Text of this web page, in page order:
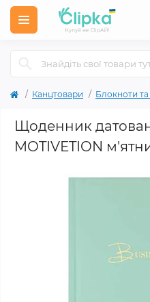
Канцтовари Блокноти
Щоденник
MOTIVETION